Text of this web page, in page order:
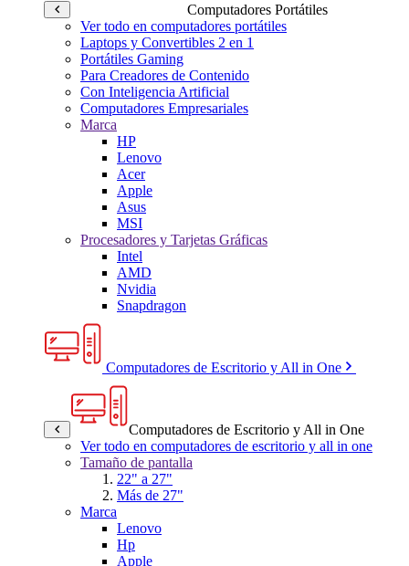
Computadores Portátiles
Ver todo en computadores portátiles
Laptops y Convertibles 2 en 1
Portátiles Gaming
Para Creadores de Contenido
Con Inteligencia Artificial
Computadores Empresariales
Marca
HP
Lenovo
Acer
Apple
Asus
MSI
Procesadores y Tarjetas Gráficas
Intel
AMD
Nvidia
Snapdragon
Computadores de Escritorio y All in One
Computadores de Escritorio y All in One
Ver todo en computadores de escritorio y all in one
Tamaño de pantalla
22" a 27"
Más de 27"
Marca
Lenovo
Hp
Apple